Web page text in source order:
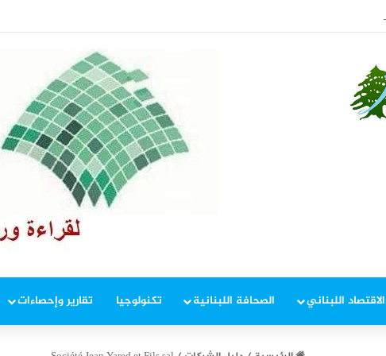
السياحي يبقى علامة الاستفهام الأكبر!
الاقتصاد اللبناني الصحافة اللبنانية تكنولوجيا تقارير وإحصاءات